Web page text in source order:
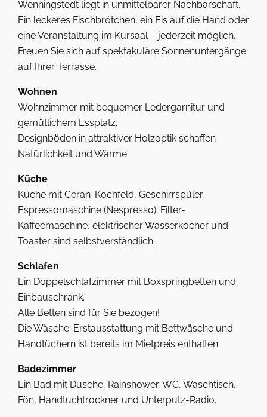
Wenningstedt liegt in unmittelbarer Nachbarschaft.
Ein leckeres Fischbrötchen, ein Eis auf die Hand oder
eine Veranstaltung im Kursaal – jederzeit möglich.
Freuen Sie sich auf spektakuläre Sonnenuntergänge
auf Ihrer Terrasse.
Wohnen
Wohnzimmer mit bequemer Ledergarnitur und
gemütlichem Essplatz.
Designböden in attraktiver Holzoptik schaffen
Natürlichkeit und Wärme.
Küche
Küche mit Ceran-Kochfeld, Geschirrspüler,
Espressomaschine (Nespresso). Filter-
Kaffeemaschine, elektrischer Wasserkocher und
Toaster sind selbstverständlich.
Schlafen
Ein Doppelschlafzimmer mit Boxspringbetten und
Einbauschrank.
Alle Betten sind für Sie bezogen!
Die Wäsche-Erstausstattung mit Bettwäsche und
Handtüchern ist bereits im Mietpreis enthalten.
Badezimmer
Ein Bad mit Dusche, Rainshower, WC, Waschtisch,
Fön, Handtuchtrockner und Unterputz-Radio.